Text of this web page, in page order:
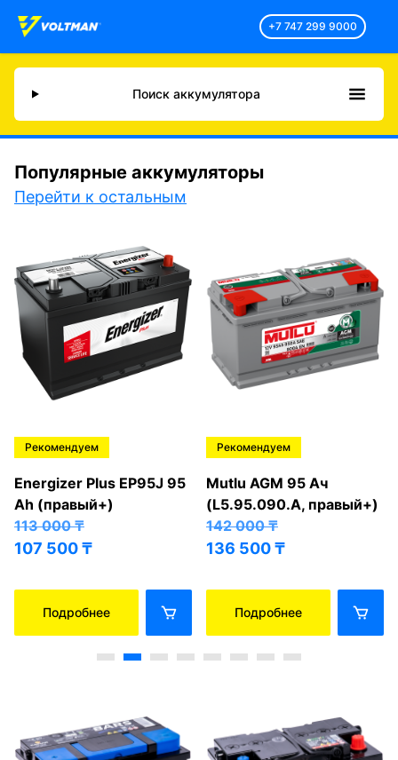
+7 747 299 9000
Поиск аккумулятора
Популярные аккумуляторы
Перейти к остальным
Рекомендуем
Energizer Plus EP95J 95
Ah (правый+)
113 000₸
107 500₸
Подробнее
Рекомендуем
Mutlu AGM 95 Ач
(L5.95.090.A, правый+)
142 000₸
136 500₸
Подробнее